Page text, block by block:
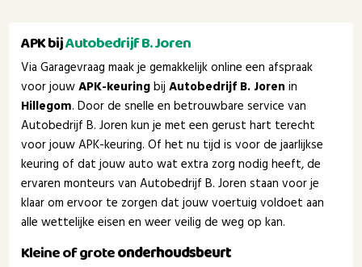
APK bijAutobedrijf B. Joren
Via Garagevraag maak je gemakkelijk online een afspraak
voor jouwAPK-keuringbijAutobedrijf B. Jorenin
Hillegom. Door de snelle en betrouwbare service van
Autobedrijf B. Joren kun je met een gerust hart terecht
voor jouw APK-keuring. Of het nu tijd is voor de jaarlijkse
keuring of dat jouw auto wat extra zorg nodig heeft, de
ervaren monteurs van Autobedrijf B. Joren staan voor je
klaar om ervoor te zorgen dat jouw voertuig voldoet aan
alle wettelijke eisen en weer veilig de weg op kan.
Kleine of groteonderhoudsbeurt